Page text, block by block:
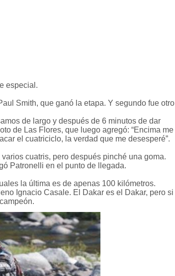
especial.
Smith, que ganó la etapa. Y segundo fue otro
de largo y después de 6 minutos de dar
de Las Flores, que luego agregó: “Encima me
el cuatriciclo, la verdad que me desesperé”.
cuatris, pero después pinché una goma.
Patronelli en el punto de llegada.
la última es de apenas 100 kilómetros.
Ignacio Casale. El Dakar es el Dakar, pero si